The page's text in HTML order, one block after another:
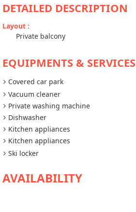
DETAILED DESCRIPTION
Layout :
Private balcony
EQUIPMENTS & SERVICES
Covered car park
Vacuum cleaner
Private washing machine
Dishwasher
Kitchen appliances
Kitchen appliances
Ski locker
AVAILABILITY